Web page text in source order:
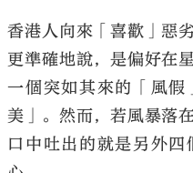
香港人向來「喜歡」惡
更準確地說，是偏好在
一個突如其來的「風
美」。然而，若風暴落
口中吐出的就是另外